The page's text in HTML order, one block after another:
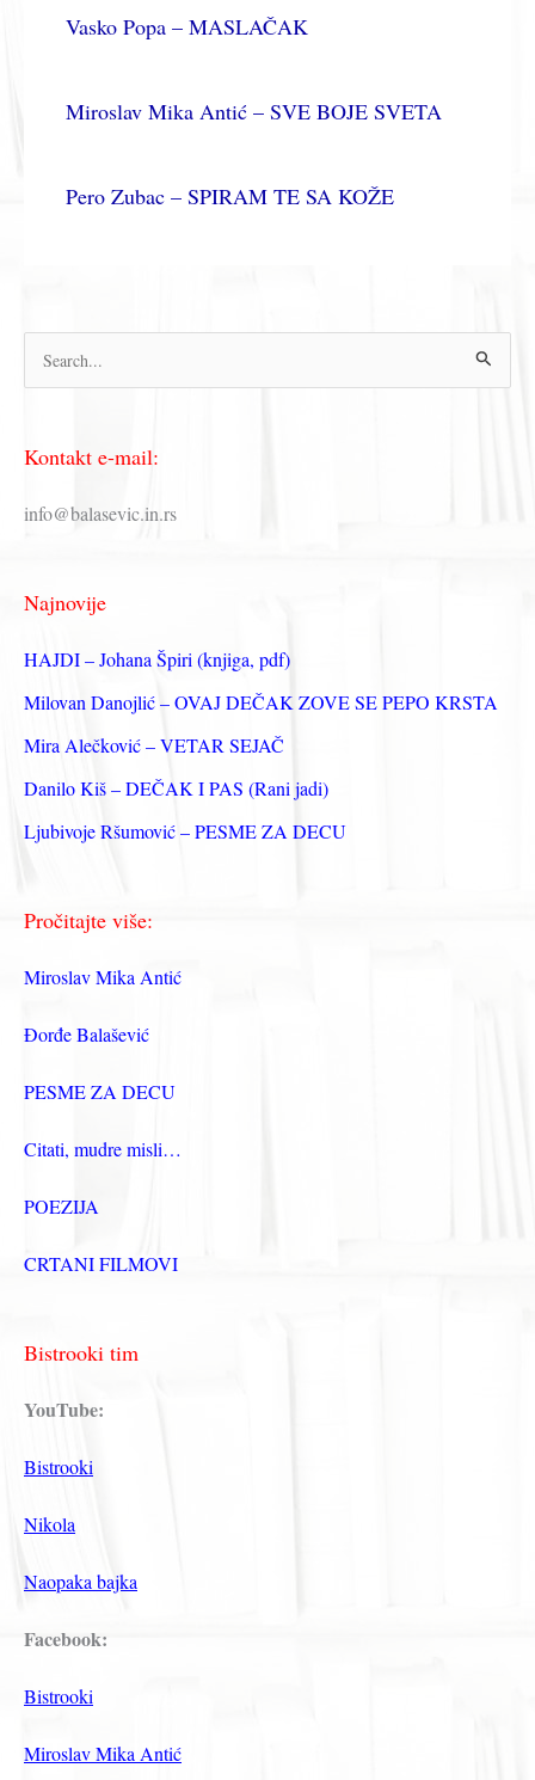
Vasko Popa – MASLAČAK
Miroslav Mika Antić – SVE BOJE SVETA
Pero Zubac – SPIRAM TE SA KOŽE
р
т
р
а
з
а
Kontakt e-mail:
info@balasevic.in.rs
Najnovije
HAJDI – Johana Špiri (knjiga, pdf)
Milovan Danojlić – OVAJ DEČAK ZOVE SE PEPO KRSTA
Mira Alečković – VETAR SEJAČ
Danilo Kiš – DEČAK I PAS (Rani jadi)
Ljubivoje Ršumović – PESME ZA DECU
Pročitajte više:
Miroslav Mika Antić
Đorđe Balašević
PESME ZA DECU
Citati, mudre misli…
POEZIJA
CRTANI FILMOVI
Bistrooki tim
YouTube:
Bistrooki
Nikola
Naopaka bajka
Facebook:
Bistrooki
Miroslav Mika Antić